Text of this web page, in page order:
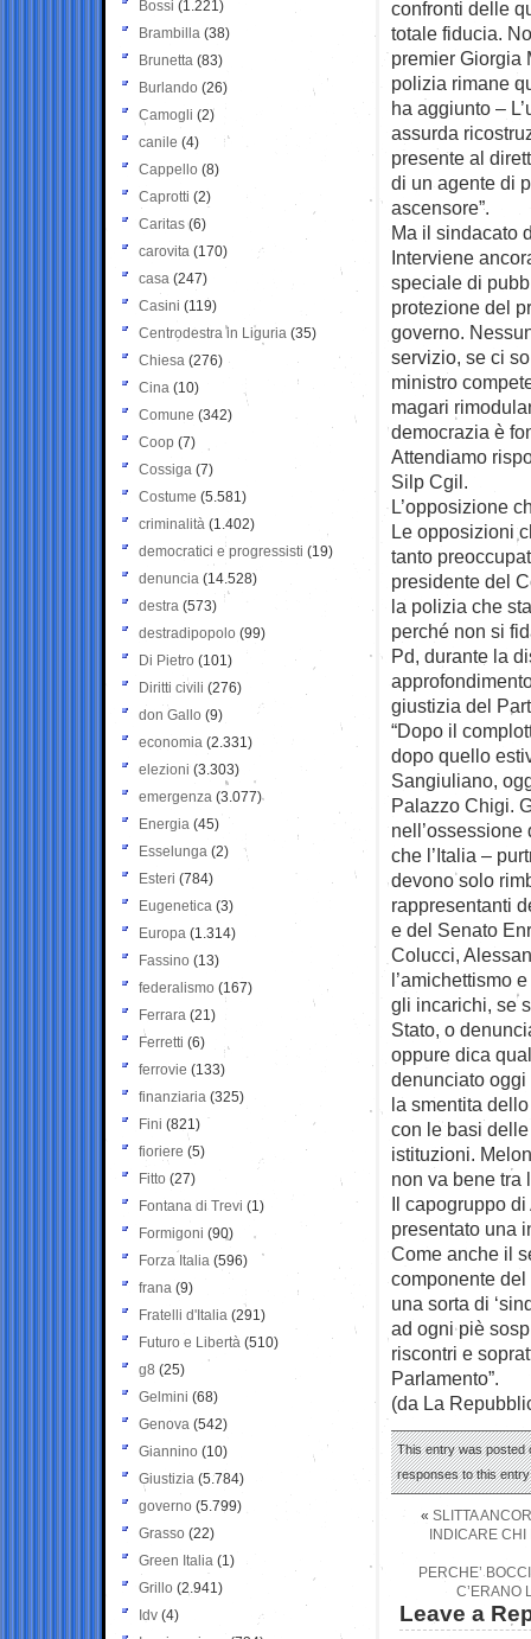
confronti delle
totale fiducia.
premier Giorgia
polizia rimane
ha aggiunto –
assurda
presente al
di un agente di
ascensore”.
Ma il sindacato
Interviene
speciale di
protezione del
governo.
servizio, se ci
ministro
magari
democrazia è
Attendiamo
Silp Cgil.
L’opposizione
Le opposizioni
tanto
presidente del
la polizia che
perché non si
Pd, durante la
giustizia del
“Dopo il
dopo quello
Sangiuliano,
Palazzo Chigi.
che l’Italia –
devono solo
rappresentanti
e del Senato
Colucci,
l’amichettismo
gli incarichi, se
Stato, o
oppure dica
denunciato
la smentita
con le basi
istituzioni.
non va bene tra
Il capogruppo
presentato una
Come anche il
componente del
una sorta di
ad ogni piè
riscontri e
Parlamento”.
(da La
This entry was posted
responses to this
« SLITTA
INDICARE
PERCHE’
C’ERANO
Leave a
Bossi (1.221)
Brambilla (38)
Brunetta (83)
Burlando (26)
Camogli (2)
canile (4)
Cappello (8)
Caprotti (2)
Caritas (6)
carovita (170)
casa (247)
Casini (119)
Centrodestra in Liguria (35)
Chiesa (276)
Cina (10)
Comune (342)
Coop (7)
Cossiga (7)
Costume (5.581)
criminalità (1.402)
democratici e progressisti (19)
denuncia (14.528)
destra (573)
destradipopolo (99)
Di Pietro (101)
Diritti civili (276)
don Gallo (9)
economia (2.331)
elezioni (3.303)
emergenza (3.077)
Energia (45)
Esselunga (2)
Esteri (784)
Eugenetica (3)
Europa (1.314)
Fassino (13)
federalismo (167)
Ferrara (21)
Ferretti (6)
ferrovie (133)
finanziaria (325)
Fini (821)
fioriere (5)
Fitto (27)
Fontana di Trevi (1)
Formigoni (90)
Forza Italia (596)
frana (9)
Fratelli d'Italia (291)
Futuro e Libertà (510)
g8 (25)
Gelmini (68)
Genova (542)
Giannino (10)
Giustizia (5.784)
governo (5.799)
Grasso (22)
Green Italia (1)
Grillo (2.941)
Idv (4)